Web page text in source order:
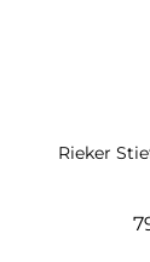
Rieker